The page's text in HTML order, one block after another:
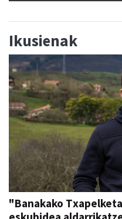
Ikusienak
"Banakako